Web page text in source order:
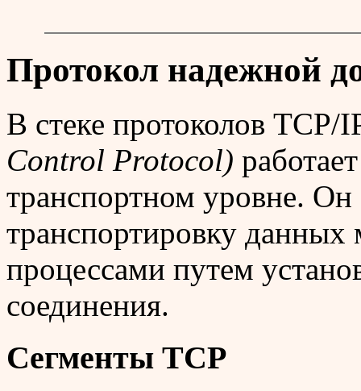
Протокол надежной
В стеке протоколов TCP/
Control Protocol)
транспортном уровне.
транспортировку
процессами путем
соединения.
Сегменты TCP